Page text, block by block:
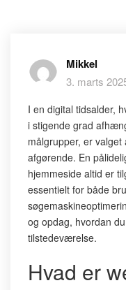
Mikkel
3. marts
I en digital tidsalder,
i stigende grad
målgrupper, er
afgørende. En
hjemmeside altid er
essentielt for både
og opdag, hvordan
tilstedeværelse.
Hvad er